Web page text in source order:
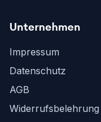
Unternehmen
Impressum
Datenschutz
AGB
Widerrufsbelehrung